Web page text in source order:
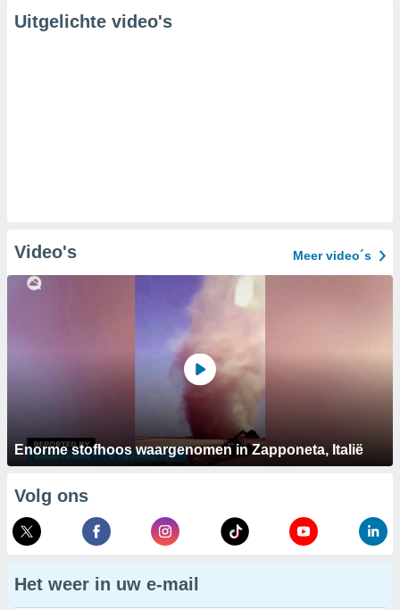
Uitgelichte video's
Video's Meer video´s
Enorme stofhoos waargenomen in Zapponeta, Italië
Volg ons
Het weer in uw e-mail